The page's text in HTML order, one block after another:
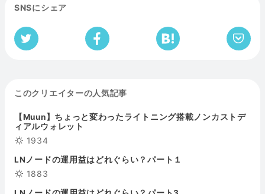
SNSにシェア
このクリエイターの人気記事
【Muun】ちょっと変わったライトニング搭載ノンカストデ
ィアルウォレット
1934
LNノードの運用益はどれぐらい？パート１
1883